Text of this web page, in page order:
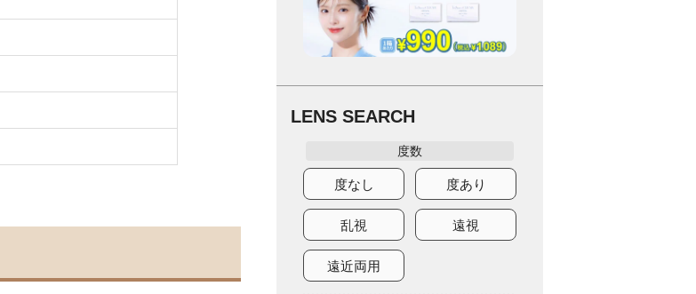
LENS SEARCH
度数
度なし 度あり
乱視 遠視
遠近両用